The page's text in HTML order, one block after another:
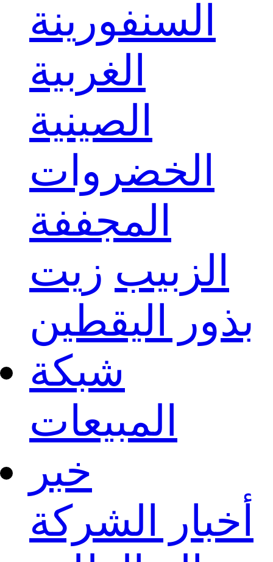
السنفورينة
الغربية
الصينية
الخضروات
المجففة
الزبيب زيت
بذور اليقطين
شبكة
المبيعات
خبر
أخبار الشركة